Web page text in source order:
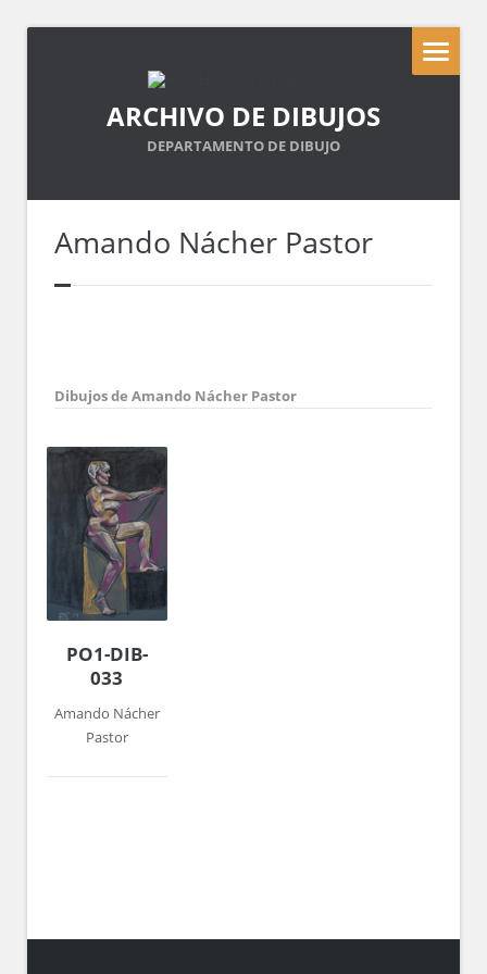
ARCHIVO DE DIBUJOS
DEPARTAMENTO DE DIBUJO
Amando Nácher Pastor
Dibujos de Amando Nácher Pastor
PO1-DIB-
033
Amando Nácher
Pastor